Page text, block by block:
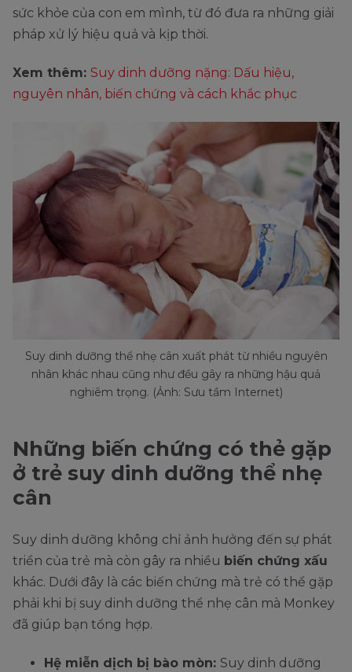
sức khỏe của con em mình, từ đó đưa ra những giải
pháp xử lý hiệu quả và kịp thời.
Xem thêm: Suy dinh dưỡng nặng: Dấu hiệu,
nguyên nhân, biến chứng và cách khắc phục
Suy dinh dưỡng thể nhẹ cân xuất phát từ nhiều nguyên
nhân khác nhau cũng như đều gây ra những hậu quả
nghiêm trọng. (Ảnh: Sưu tầm Internet)
Những biến chứng có thẻ gặp
ở trẻ suy dinh dưỡng thể nhẹ
cân
Suy dinh dưỡng không chỉ ảnh hưởng đến sự phát
triển của trẻ mà còn gây ra nhiều biến chứng xấu
khác. Dưới đây là các biến chứng mà trẻ có thể gặp
phải khi bị suy dinh dưỡng thể nhẹ cân mà Monkey
đã giúp bạn tổng hợp.
Hệ miễn dịch bị bào mòn: Suy dinh dưỡng